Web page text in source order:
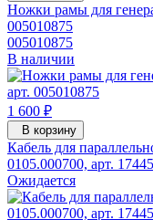
Ножки рамы для
005010875
005010875
В наличии
1 600 ₽
В корзину
Кабель для
0105.000700, арт.
Ожидается